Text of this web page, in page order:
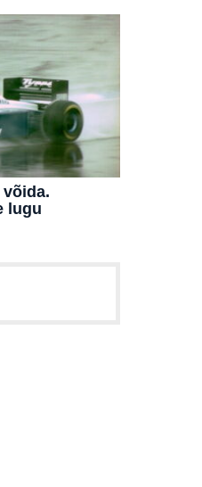
lugu